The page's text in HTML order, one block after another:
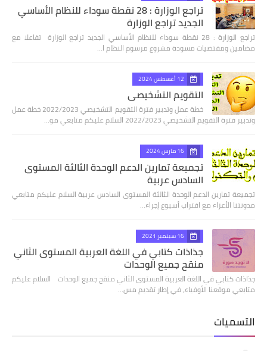
تراجع الوزارة : 28 نقطة سوداء للنظام الأساسي
الجديد تراجع الوزارة
تراجع الوزارة : 28 نقطة سوداء للنظام الأساسي الجديد تراجع الوزارة تفاعلا مع
مضامين ومقتضيات مسودة مشروع مرسوم النظام ا…
12 أغسطس 2024
التقويم التشخيصي
خطة عمل وتدبير فترة التقويم التشخيصي 2022/2023 خطة عمل
وتدبير فترة التقويم التشخيصي 2022/2023 السلام عليكم متابعي مو…
16 مارس 2024
تجميعة تمارين الدعم الوحدة الثالثة المستوى
السادس عربية
تجميعة تمارين الدعم الوحدة الثالثة المستوى السادس عربية السلام عليكم متابعي
مدونتنا الأعزاء مع اقتراب أسبوع إجراء…
16 سبتمبر 2021
جذاذات كتابي في اللغة العربية المستوى الثاني
منقح جميع الوحدات
جذاذات كتابي في اللغة العربية المستوى الثاني منقح جميع الوحدات السلام عليكم
متابعي موقعنا الأوفياء، في إطار تقديم مس…
التسميات